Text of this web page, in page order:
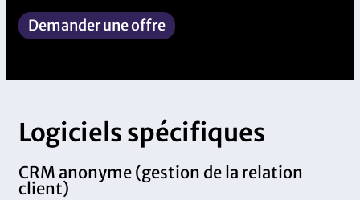
Demander une offre
Logiciels spécifiques
CRM anonyme (gestion de la relation
client)